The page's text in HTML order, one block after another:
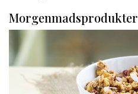
Morgenmadsprodukter